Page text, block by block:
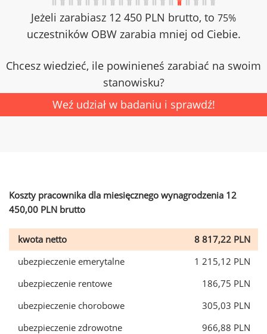
Jeżeli zarabiasz 12 450 PLN brutto, to 75%
uczestników OBW zarabia mniej od Ciebie.
Chcesz wiedzieć, ile powinieneś zarabiać na swoim
stanowisku?
Weź udział w badaniu i sprawdź!
Koszty pracownika dla miesięcznego wynagrodzenia 12
450,00 PLN brutto
kwota netto
8 817,22 PLN
ubezpieczenie emerytalne
1 215,12 PLN
ubezpieczenie rentowe
186,75 PLN
ubezpieczenie chorobowe
305,03 PLN
ubezpieczenie zdrowotne
966,88 PLN